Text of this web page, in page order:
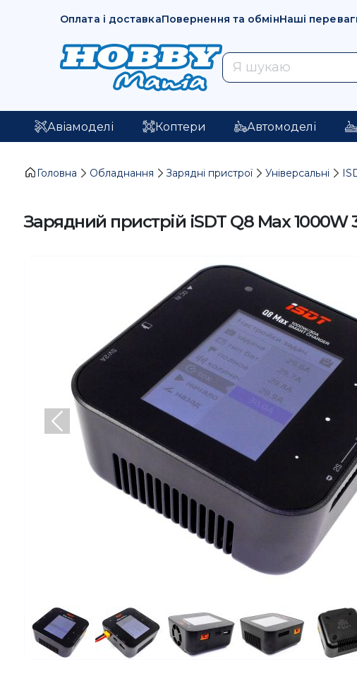
Оплата і доставкаПовернення та обмінНаші
Авіамоделі Коптери Автомоделі
Головна Обладнання Зарядні пристрої Універсальні
Зарядний пристрій iSDT Q8 Max 1000W
Попередній